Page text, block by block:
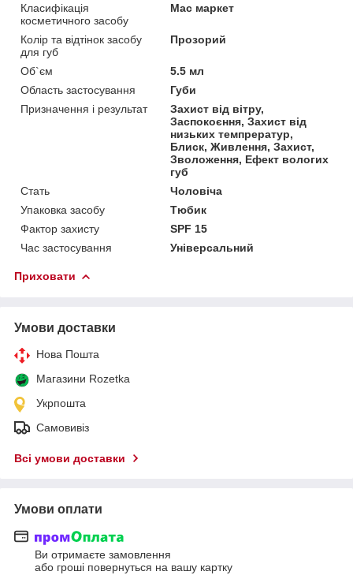
Класифікація
косметичного засобу
Мас маркет
Колір та відтінок засобу
для губ
Прозорий
Об`єм
5.5 мл
Область застосування
Губи
Призначення і результат
Захист від вітру,
Заспокоєння, Захист від
низьких темпрератур,
Блиск, Живлення, Захист,
Зволоження, Ефект вологих
губ
Стать
Чоловіча
Упаковка засобу
Тюбик
Фактор захисту
SPF 15
Час застосування
Універсальний
Приховати
Умови доставки
Нова Пошта
Магазини Rozetka
Укрпошта
Самовивіз
Всі умови доставки
Умови оплати
Ви отримаєте замовлення
або гроші повернуться на вашу картку